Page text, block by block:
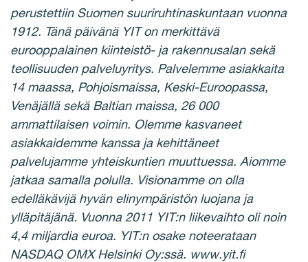
perustettiin Suomen suuriruhtinaskuntaan vuonna
1912. Tänä päivänä YIT on merkittävä
eurooppalainen kiinteistö- ja rakennusalan sekä
teollisuuden palveluyritys. Palvelemme asiakkaita
14 maassa, Pohjoismaissa, Keski-Euroopassa,
Venäjällä sekä Baltian maissa, 26 000
ammattilaisen voimin. Olemme kasvaneet
asiakkaidemme kanssa ja kehittäneet
palvelujamme yhteiskuntien muuttuessa. Aiomme
jatkaa samalla polulla. Visionamme on olla
edelläkävijä hyvän elinympäristön luojana ja
ylläpitäjänä. Vuonna 2011 YIT:n liikevaihto oli noin
4,4 miljardia euroa. YIT:n osake noteerataan
NASDAQ OMX Helsinki Oy:ssä. www.yit.fi